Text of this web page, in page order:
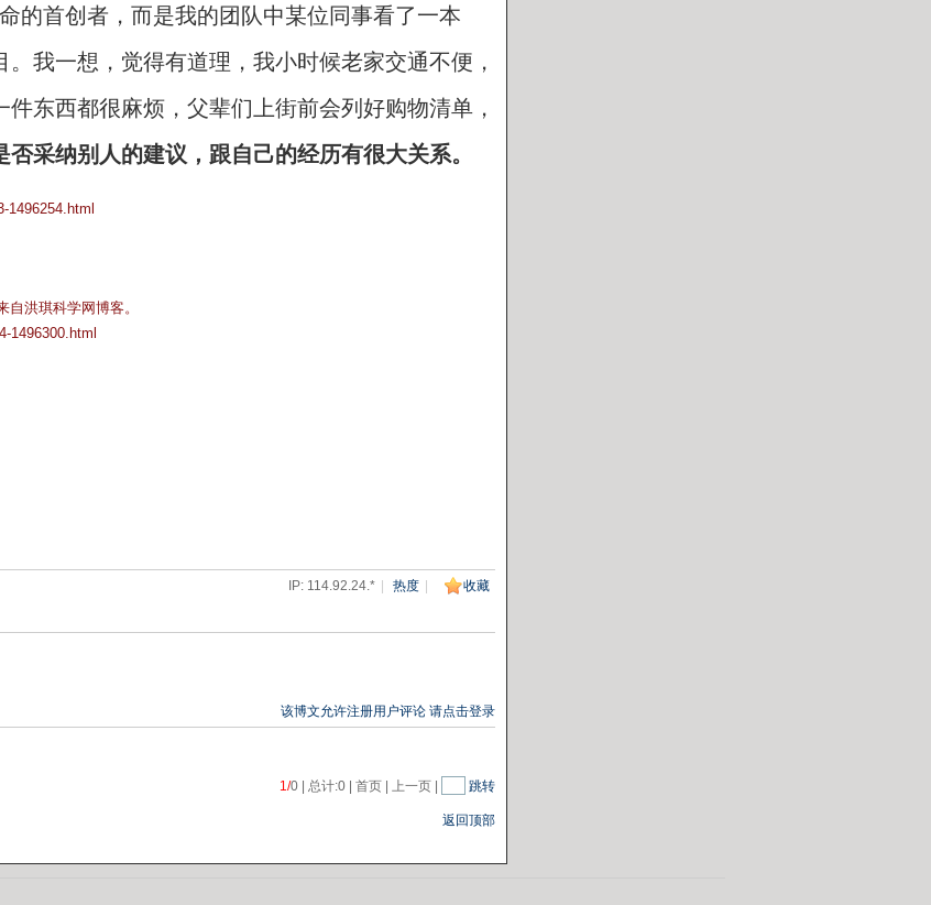
的首创者，而是我的团队中某位同事看了一本
我一想，觉得有道理，我小时候老家交通不便，
件东西都很麻烦，父辈们上街前会列好购物清单，
否采纳别人的建议，跟自己的经历有很大关系。
1496254.html
洪琪科学网博客。
1496300.html
收藏
IP: 114.92.24.* | 热度 |
该博文允许注册用户评论 请点击登录
1/0 | 总计:0 | 首页 | 上一页 | 跳转
返回顶部